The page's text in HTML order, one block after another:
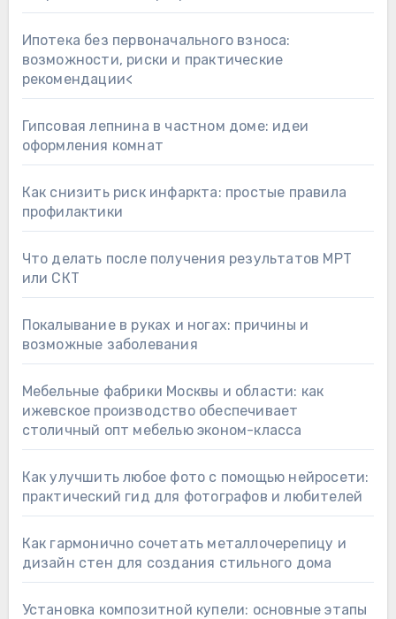
Ипотека без первоначального взноса:
возможности, риски и практические
рекомендации<
Гипсовая лепнина в частном доме: идеи
оформления комнат
Как снизить риск инфаркта: простые правила
профилактики
Что делать после получения результатов МРТ
или СКТ
Покалывание в руках и ногах: причины и
возможные заболевания
Мебельные фабрики Москвы и области: как
ижевское производство обеспечивает
столичный опт мебелью эконом-класса
Как улучшить любое фото с помощью нейросети:
практический гид для фотографов и любителей
Как гармонично сочетать металлочерепицу и
дизайн стен для создания стильного дома
Установка композитной купели: основные этапы